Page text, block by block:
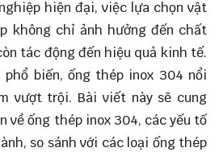
hiện đại, việc lựa chọn vật
không chỉ ảnh hưởng đến chất
tác động đến hiệu quả kinh tế.
phổ biến, ống thép inox 304 nổi
vượt trội. Bài viết này sẽ cung
về ống thép inox 304, các yếu tố
so sánh với các loại ống thép